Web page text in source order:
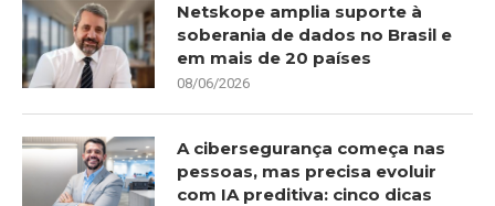
Netskope amplia suporte à
soberania de dados no Brasil e
em mais de 20 países
08/06/2026
A cibersegurança começa nas
pessoas, mas precisa evoluir
com IA preditiva: cinco dicas